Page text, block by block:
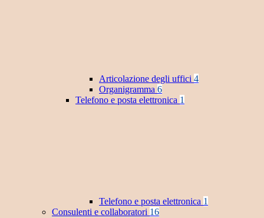
Articolazione degli uffici 4
Organigramma 6
Telefono e posta elettronica 1
Telefono e posta elettronica 1
Consulenti e collaboratori 16